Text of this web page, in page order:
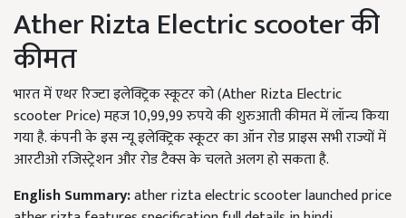
Ather Rizta Electric scooter की
कीमत
भारत में एथर रिज्टा इलेक्ट्रिक स्कूटर को (Ather Rizta Electric
scooter Price) महज 10,99,99 रुपये की शुरुआती कीमत में लॉन्च किया
गया है. कंपनी के इस न्यू इलेक्ट्रिक स्कूटर का ऑन रोड प्राइस सभी राज्यों में
आरटीओ रजिस्ट्रेशन और रोड टैक्स के चलते अलग हो सकता है.
English Summary:ather rizta electric scooter launched price